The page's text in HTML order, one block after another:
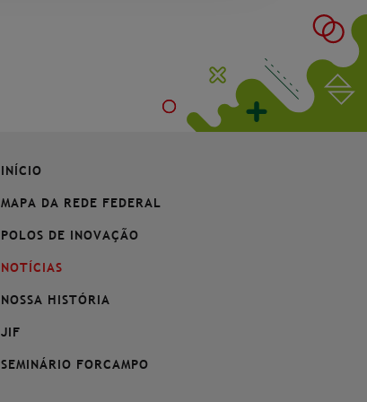
INÍCIO
MAPA DA REDE FEDERAL
POLOS DE INOVAÇÃO
NOTÍCIAS
NOSSA HISTÓRIA
JIF
SEMINÁRIO FORCAMPO